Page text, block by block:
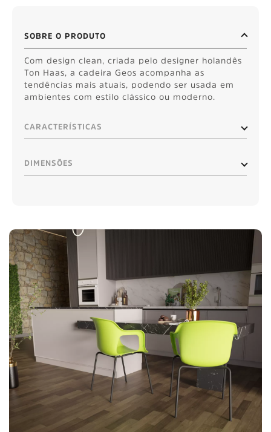
SOBRE O PRODUTO
Com design clean, criada pelo designer holandês
Ton Haas, a cadeira Geos acompanha as
tendências mais atuais, podendo ser usada em
ambientes com estilo clássico ou moderno.
CARACTERÍSTICAS
DIMENSÕES